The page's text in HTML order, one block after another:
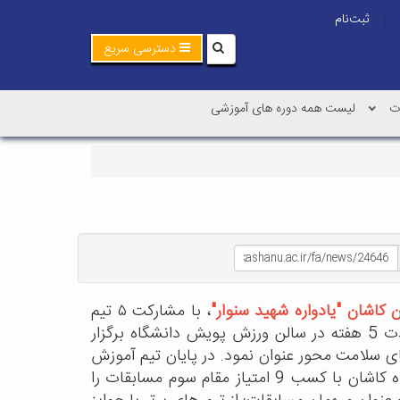
|
ثبت‌نام
دسترسی سریع
لیست همه دوره های آموزشی
کاشان "یادواره شهید سنوار"
، با مشارکت ۵ تیم
دانشگاه کاشان، دانشگاه علوم پزشکی، اداره آموزش و پرورش، شهرداری کاشان و سازمان تامین اجتماعی، به مدت 5 هفته در سالن ورزش پویش دانشگاه برگزار
سلامت محور عنوان نمود. در پایان تیم آموزش
و پرورش با کسب 11 امتیاز مقام قهرمانی، تیم دانشگاه علوم پزشکی با کسب 10 امتیاز مقام دوم و تیم دانشگاه کاشان با کسب 9 امتیاز مقام سوم مسابقات را